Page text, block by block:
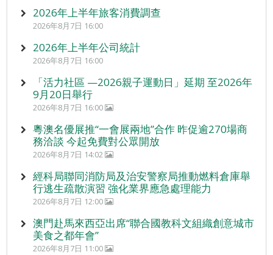
2026年上半年旅客消費調查
2026年8月7日 16:00
2026年上半年公司統計
2026年8月7日 16:00
「活力社區 —2026親子運動日」延期 至2026年
9月20日舉行
2026年8月7日 16:00
粵澳名優展推“一會展兩地”合作 昨促逾270場商
務洽談 今起免費對公眾開放
2026年8月7日 14:02
經科局聯同消防局及治安警察局推動燃料倉庫舉
行逃生疏散演習 強化業界應急處理能力
2026年8月7日 12:00
澳門赴馬來西亞出席“聯合國教科文組織創意城市
美食之都年會”
2026年8月7日 11:00